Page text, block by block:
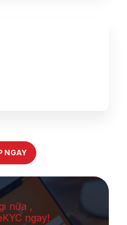
NGAY
nữa ,
ngay!